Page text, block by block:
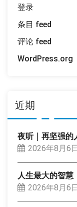
登录
条目 feed
评论 feed
WordPress.org
近期
夜听｜再坚强的
2026年8月6日
人生最大的智慧
2026年8月6日